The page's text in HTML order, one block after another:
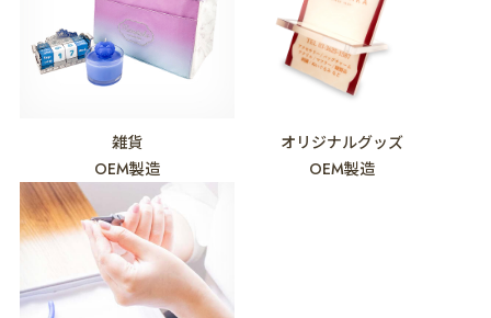
雑貨
OEM製造
オリジナルグッズ
OEM製造